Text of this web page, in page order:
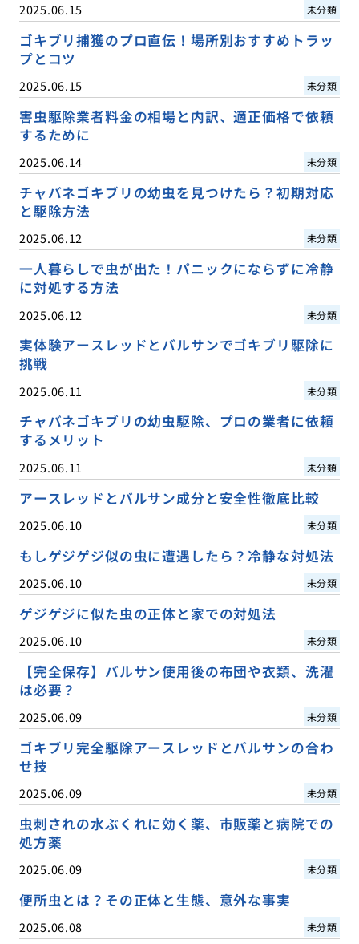
2025.06.15 未分類
ゴキブリ捕獲のプロ直伝！場所別おすすめトラッ
プとコツ
2025.06.15 未分類
害虫駆除業者料金の相場と内訳、適正価格で依頼
するために
2025.06.14 未分類
チャバネゴキブリの幼虫を見つけたら？初期対応
と駆除方法
2025.06.12 未分類
一人暮らしで虫が出た！パニックにならずに冷静
に対処する方法
2025.06.12 未分類
実体験アースレッドとバルサンでゴキブリ駆除に
挑戦
2025.06.11 未分類
チャバネゴキブリの幼虫駆除、プロの業者に依頼
するメリット
2025.06.11 未分類
アースレッドとバルサン成分と安全性徹底比較
2025.06.10 未分類
もしゲジゲジ似の虫に遭遇したら？冷静な対処法
2025.06.10 未分類
ゲジゲジに似た虫の正体と家での対処法
2025.06.10 未分類
【完全保存】バルサン使用後の布団や衣類、洗濯
は必要？
2025.06.09 未分類
ゴキブリ完全駆除アースレッドとバルサンの合わ
せ技
2025.06.09 未分類
虫刺されの水ぶくれに効く薬、市販薬と病院での
処方薬
2025.06.09 未分類
便所虫とは？その正体と生態、意外な事実
2025.06.08 未分類